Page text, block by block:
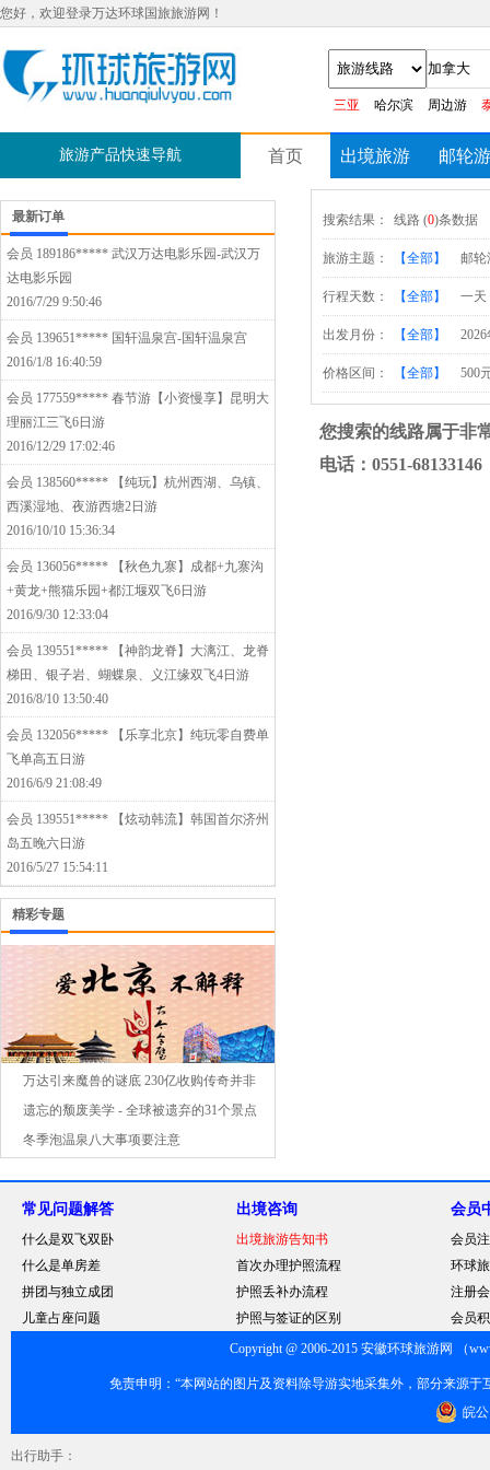
您好，欢迎登录万达环球国旅旅游网！
三亚 哈尔滨 周边游
旅游产品快速导航 首页 出境旅游 邮轮游
最新订单
会员 189186***** 武汉万达电影乐园-武汉万
达电影乐园
2016/7/29 9:50:46
会员 139651***** 国轩温泉宫-国轩温泉宫
2016/1/8 16:40:59
会员 177559***** 春节游【小资慢享】昆明大
理丽江三飞6日游
2016/12/29 17:02:46
会员 138560*****
【纯玩】杭州西湖、乌镇、
西溪湿地、夜游西塘2日游
2016/10/10 15:36:34
会员 136056*****
【秋色九寨】成都+九寨沟
+黄龙+熊猫乐园+都江堰双飞6日游
2016/9/30 12:33:04
会员 139551*****
【神韵龙脊】大漓江、龙脊
梯田、银子岩、蝴蝶泉、义江缘双飞4日游
2016/8/10 13:50:40
会员 132056*****
【乐享北京】纯玩零自费单
飞单高五日游
2016/6/9 21:08:49
会员 139551*****
【炫动韩流】韩国首尔济州
岛五晚六日游
2016/5/27 15:54:11
精彩专题
万达引来魔兽的谜底 230亿收购传奇并非
仅为票房
遗忘的颓废美学 - 全球被遗弃的31个景点
冬季泡温泉八大事项要注意
搜索结果： 线路 (0)条数据
旅游主题： 【全部】 邮轮
行程天数： 【全部】 一天
出发月份： 【全部】
价格区间： 【全部】 500
您搜索的线路属于非
电话：0551-68133146
常见问题解答
什么是双飞双卧
什么是单房差
拼团与独立成团
儿童占座问题
出境咨询
出境旅游告知书
首次办理护照流程
护照丢补办流程
护照与签证的区别
会员
会员
环球
注册
会员
Copyright @ 2006-2015 安徽环球旅游网 （
免责申明：“本网站的图片及资料除导游实地采集外，部分来源
皖公
出行助手：